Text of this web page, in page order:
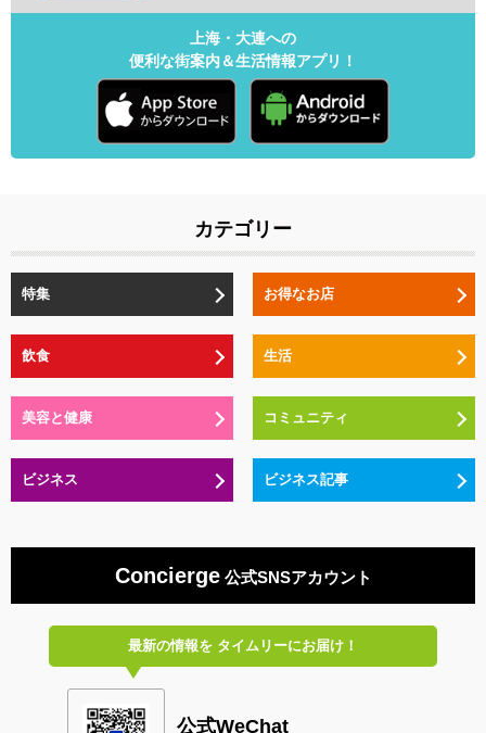
上海・大連への
便利な街案内＆生活情報アプリ！
カテゴリー
特集 お得なお店
飲食 生活
美容と健康 コミュニティ
ビジネス ビジネス記事
Concierge公式SNSアカウント
最新の情報をタイムリーにお届け！
公式WeChat